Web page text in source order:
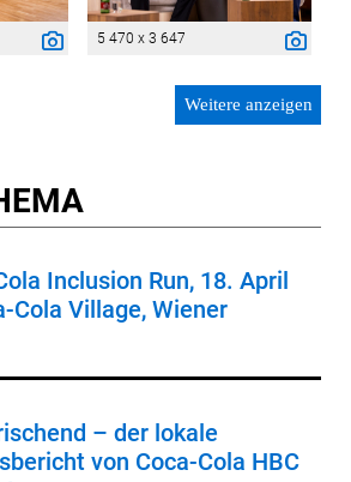
5 470 x 3 647
Weitere anzeigen
Inclusion Run, 18. April
Cola Village, Wiener
– der lokale
von Coca-Cola HBC